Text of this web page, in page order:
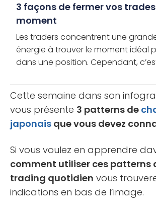
3 façons de fermer vos
moment
Les traders concentrent une
énergie à trouver le moment idéal
dans une position. Cependant,
Cette semaine dans son
vous présente 3 patterns de
japonais que vous devez
Si vous voulez en apprendre
comment utiliser ces patterns
trading quotidien vous
indications en bas de l’image.